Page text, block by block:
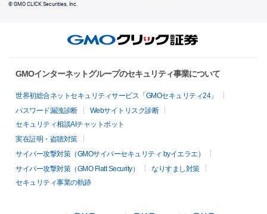
© GMO CLICK Securities, Inc.
GMOインターネットグループのセキュリティ事業について
世界初総合ネットセキュリティサービス「GMOセキュリティ24」
パスワード漏洩診断
Webサイトリスク診断
セキュリティ相談AIチャットボット
実在証明・盗聴対策
サイバー攻撃対策（GMOサイバーセキュリティ byイエラエ）
サイバー攻撃対策（GMO Flatt Security）
なりすまし対策
セキュリティ事業の軌跡